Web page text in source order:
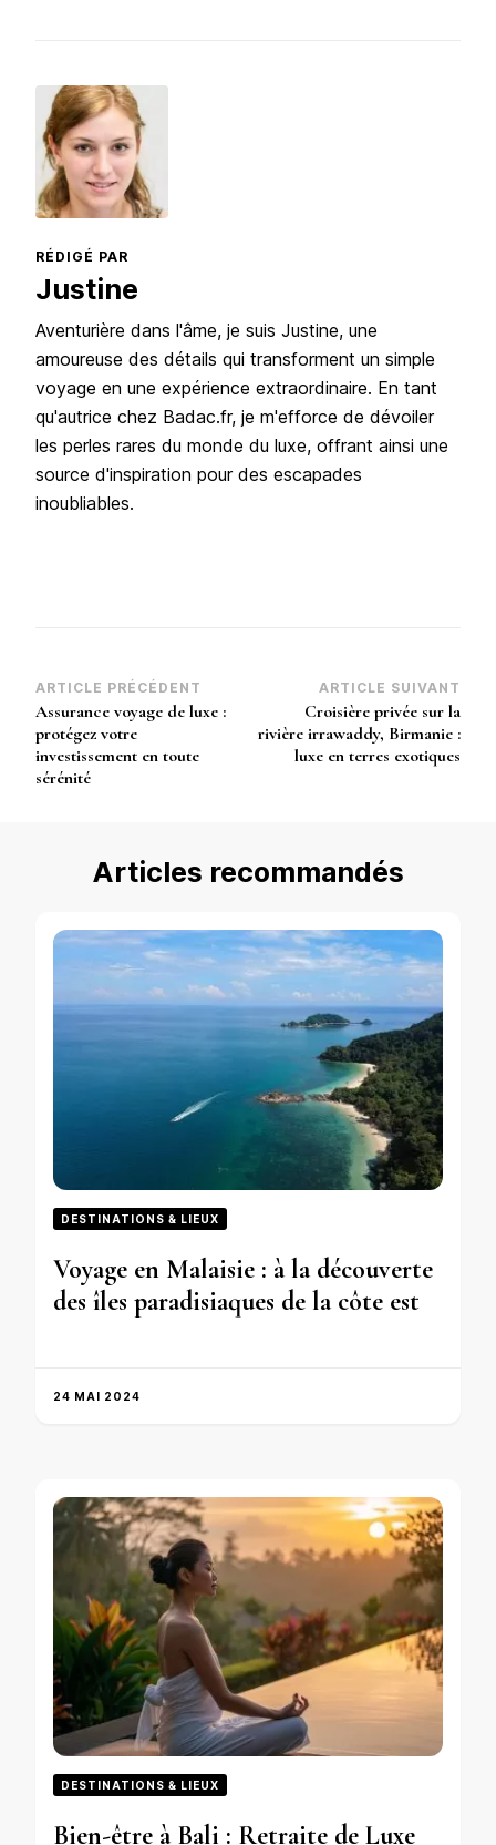
RÉDIGÉ PAR
Justine
Aventurière dans l'âme, je suis Justine, une
amoureuse des détails qui transforment un simple
voyage en une expérience extraordinaire. En tant
qu'autrice chez Badac.fr, je m'efforce de dévoiler
les perles rares du monde du luxe, offrant ainsi une
source d'inspiration pour des escapades
inoubliables.
Navigation
d’article
ARTICLE PRÉCÉDENT
Assurance voyage de luxe :
protégez votre
investissement en toute
sérénité
ARTICLE SUIVANT
Croisière privée sur la
rivière irrawaddy, Birmanie :
luxe en terres exotiques
Articles recommandés
DESTINATIONS & LIEUX
Voyage en Malaisie : à la découverte
des îles paradisiaques de la côte est
24 MAI 2024
DESTINATIONS & LIEUX
Bien-être à Bali : Retraite de Luxe